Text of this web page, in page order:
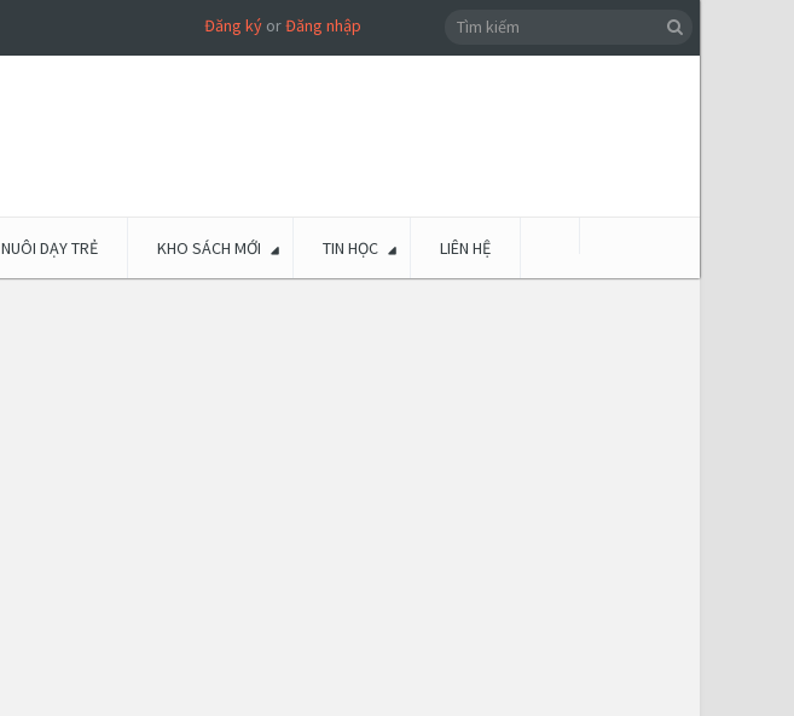
Đăng kýorĐăng nhập
NUÔI DẠY TRẺ KHO SÁCH MỚI TIN HỌC LIÊN HỆ